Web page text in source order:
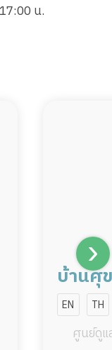
น.
บ้านศุ
44
EN TH
ศูนย์ดูแ